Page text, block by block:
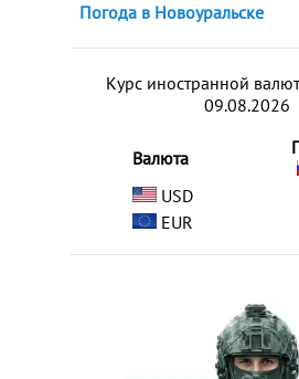
Погода в Новоуральске
Курс иностранной
09.08.2026
Валюта
USD
EUR